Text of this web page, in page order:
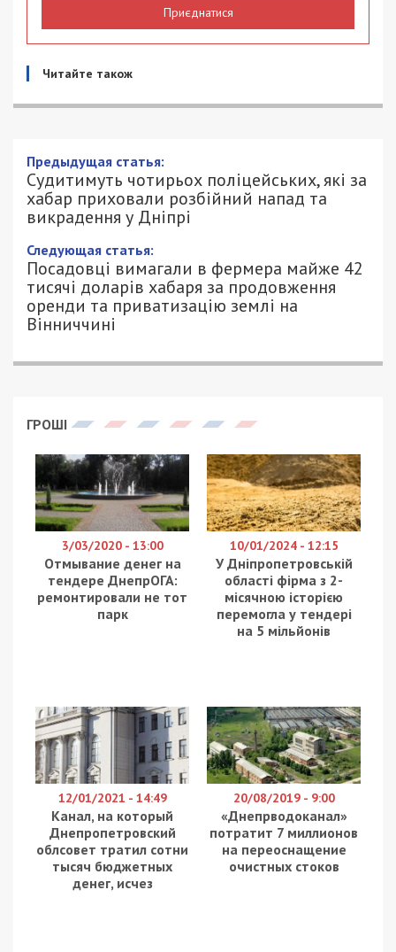
Приєднатися
Читайте також
Предыдущая статья:
Судитимуть чотирьох поліцейських, які за
хабар приховали розбійний напад та
викрадення у Дніпрі
Следующая статья:
Посадовці вимагали в фермера майже 42
тисячі доларів хабаря за продовження
оренди та приватизацію землі на
Вінниччині
ГРОШІ
3/03/2020 - 13:00
Отмывание денег на
тендере ДнепрОГА:
ремонтировали не тот
парк
10/01/2024 - 12:15
У Дніпропетровській
області фірма з 2-
місячною історією
перемогла у тендері
на 5 мільйонів
12/01/2021 - 14:49
Канал, на который
Днепропетровский
облсовет тратил сотни
тысяч бюджетных
денег, исчез
20/08/2019 - 9:00
«Днепрводоканал»
потратит 7 миллионов
на переоснащение
очистных стоков